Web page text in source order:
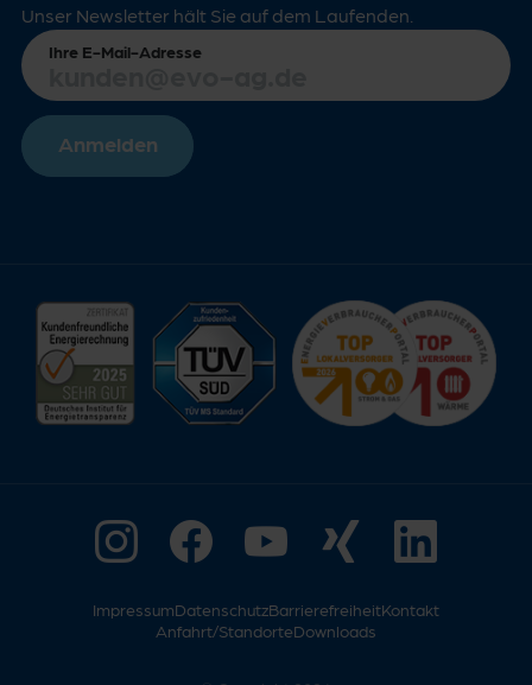
Unser Newsletter hält Sie auf dem Laufenden.
Ihre E-Mail-Adresse
Anmelden
ImpressumDatenschutzBarrierefreiheitKontakt
Anfahrt/StandorteDownloads